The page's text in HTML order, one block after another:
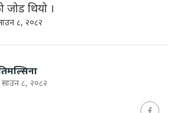
जोड थियो ।
८, २०८२
साउन ८, २०८२